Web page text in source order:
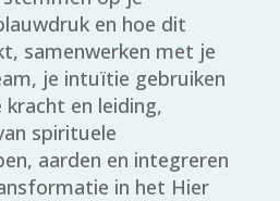
en hoe dit
samenwerken met je
je intuïtie gebruiken
kracht en leiding,
spirituele
aarden en integreren
in het Hier